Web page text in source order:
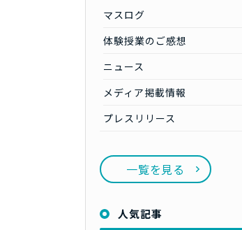
マスログ
体験授業のご感想
ニュース
メディア掲載情報
プレスリリース
一覧を見る
人気記事